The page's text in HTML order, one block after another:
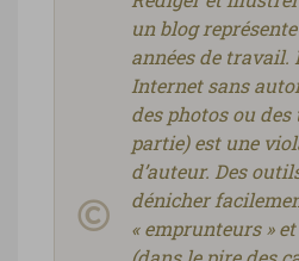
un blog
années de travail.
Internet sans
des photos ou
partie) est une
d’auteur. Des
dénicher
« emprunteurs »